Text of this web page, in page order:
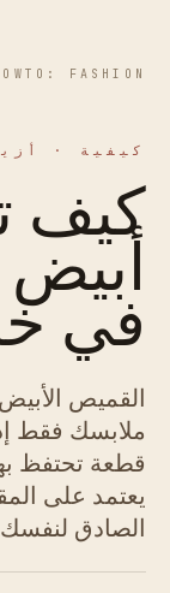
FASHION
كيفية ·
كيف
أبيض
في
القميص
ملابسك فقط
قطعة تحتفظ
يعتمد على
الصادق